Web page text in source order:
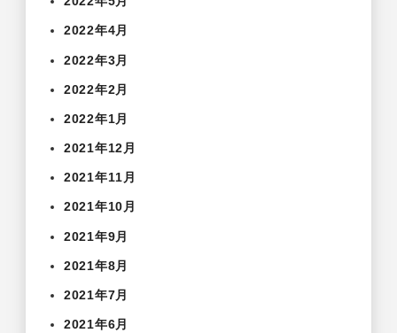
2022年4月
2022年3月
2022年2月
2022年1月
2021年12月
2021年11月
2021年10月
2021年9月
2021年8月
2021年7月
2021年6月